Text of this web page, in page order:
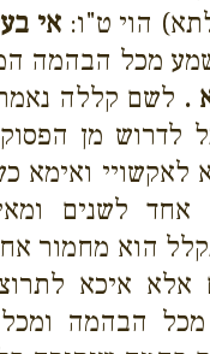
הוי ט"ו:אי
מכל הבהמה
. לשם קללה
לדרוש מן
לאקשויי ואימא
לשנים
הוא מחמור
אלא איכא
מכל הבהמה